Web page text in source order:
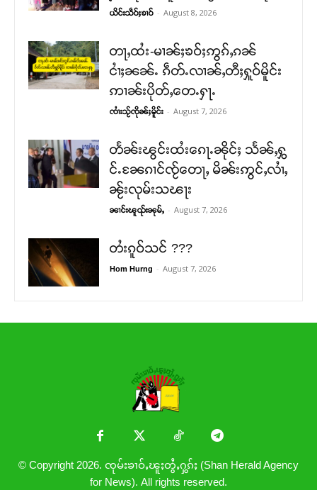
ယိင်းသဵဝ်ႈၶၢဝ် - August 8, 2026
တႃႇထႆး-မၢၼ်ႈၶဝ်ႈဢွၵ်ႇၵၼ်
ငၢႆႈၼၼ်ႉ ၵဵတ်ႉလၢၼ်ႇတီႈႁူဝ်မိူင်း
ဢၢၼ်းပိုတ်ႇတေႉႁႃႉ
ၸၢႆးသႂ်ၸိုၼ်ႈမိူင်း - August 7, 2026
တႅၼ်းၽွင်းထႆးၵေႃႉၼိုင်ႈ သႅၼ်ႇႁွ
င်ႉၼႄၵၢင်ၸႂ်တေႃႇ မိၼ်းဢွင်ႇလၢႆႇ
ၼႂ်းလုမ်းသၽႃး
ၼၢင်းၽူၺ်းၼုမ်ႇ - August 7, 2026
တႆးၵူဝ်သင် ???
Hom Hurng - August 7, 2026
© Copyright 2026. ၸုမ်းၶၢဝ်ႇၽူႈတွႆႇႁွၵ်ႈ (Shan Herald Agency
for News). All rights reserved.